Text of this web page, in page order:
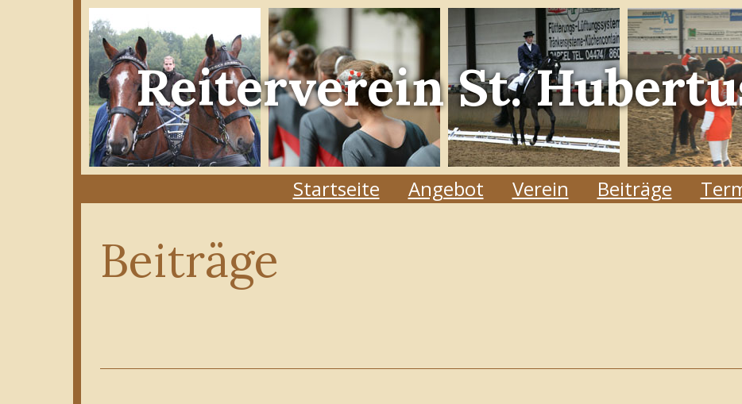
ReitervereinSt.
Startseite Angebot Verein Beiträge
Beiträge